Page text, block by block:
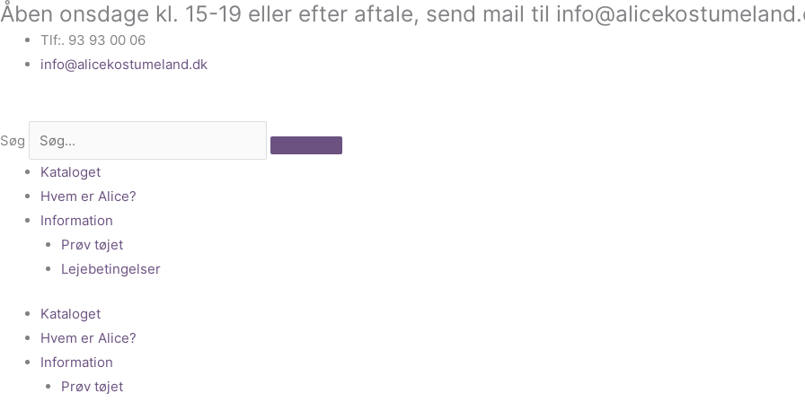
Gå
indholdet
Åben onsdage kl. 15-19 eller efter aftale, send mail til
Tlf:. 93 93 00 06
info@alicekostumeland.dk
Søg
Kataloget
Hvem er Alice?
Information
Prøv tøjet
Lejebetingelser
Kataloget
Hvem er Alice?
Information
Prøv tøjet